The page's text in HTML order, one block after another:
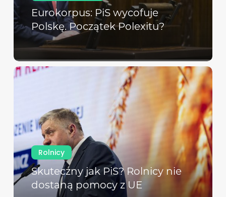
Eurokorpus: PiS wycofuje
Polskę. Początek Polexitu?
Rolnicy
Skuteczny jak PiS? Rolnicy nie
dostaną pomocy z UE